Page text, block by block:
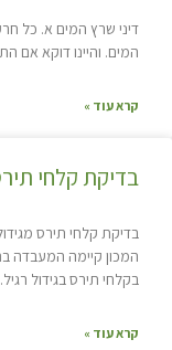
דיני שרץ המים א. כל
המים. והיינו דוקא אם
קרא עוד »
בדיקת קלחי
בדיקת קלחי תירס
המכון קיימה המעבדה
בקלחי תירס בגידול רגיל.
קרא עוד »